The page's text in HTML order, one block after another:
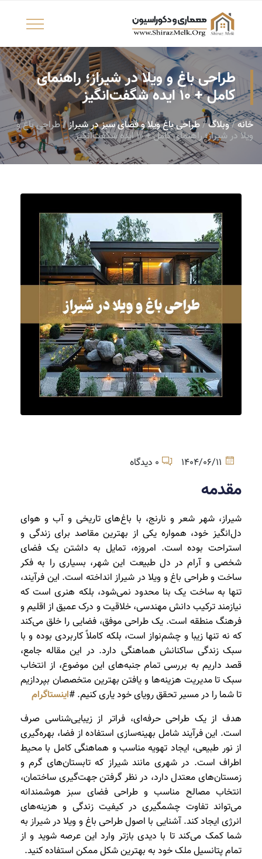
طراحی باغ و ویلا در شیراز؛ راهنمای
کامل + 10 ایده شگفت‌انگیز
خانه/وبلاگ/طراحی باغ ویلا و فضای سبز در شیراز/ طراحی باغ و
ویلا در شیراز؛ راهنمای کامل + 10 ایده شگفت‌انگیز
مقدمه
شیراز، شهر شعر و نارنج، با باغ‌های تاریخی و آب و هوای
دل‌انگیز خود، همواره یکی از بهترین مقاصد برای زندگی و
استراحت بوده است. امروزه، تمایل به داشتن یک فضای
شخصی و آرام در دل طبیعت این شهر، بسیاری را به فکر
ساخت و طراحی باغ و ویلا در شیراز انداخته است. این فرآیند،
تنها به ساخت یک بنا محدود نمی‌شود، بلکه هنری است که
نیازمند ترکیب دانش مهندسی، خلاقیت و درک عمیق از اقلیم و
فرهنگ منطقه است. یک طراحی موفق، فضایی را خلق می‌کند
که نه تنها زیبا و چشم‌نواز است، بلکه کاملاً کاربردی بوده و با
سبک زندگی ساکنانش هماهنگی دارد. در این مقاله جامع،
قصد داریم به بررسی تمام جنبه‌های این موضوع، از انتخاب
سبک تا مدیریت هزینه‌ها و یافتن بهترین متخصصان بپردازیم
تا شما را در مسیر تحقق رویای خود یاری کنیم. #اینستاگرام
هدف از یک طراحی حرفه‌ای، فراتر از زیبایی‌شناسی صرف
است. این فرآیند شامل بهینه‌سازی استفاده از فضا، بهره‌گیری
از نور طبیعی، ایجاد تهویه مناسب و هماهنگی کامل با محیط
اطراف است. در شهری مانند شیراز که تابستان‌های گرم و
زمستان‌های معتدل دارد، در نظر گرفتن جهت‌گیری ساختمان،
انتخاب مصالح مناسب و طراحی فضای سبز هوشمندانه
می‌تواند تفاوت چشمگیری در کیفیت زندگی و هزینه‌های
انرژی ایجاد کند. آشنایی با اصول طراحی باغ و ویلا در شیراز به
شما کمک می‌کند تا با دیدی بازتر وارد این عرصه شوید و از
تمام پتانسیل ملک خود به بهترین شکل ممکن استفاده کنید.